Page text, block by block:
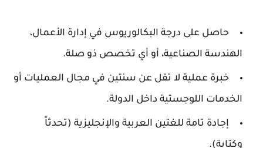
حاصل على درجة البكالوريوس في إدارة الأعمال،
الهندسة الصناعية، أو أي تخصص ذو صلة.
خبرة عملية لا تقل عن سنتين في مجال العمليات أو
الخدمات اللوجستية داخل الدولة.
إجادة تامة للغتين العربية والإنجليزية (تحدثاً
وكتابة).